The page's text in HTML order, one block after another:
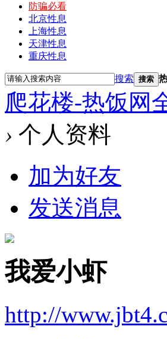
防骗必看
北京性息
上海性息
天津性息
重庆性息
搜索 搜索
爬花楼-热饭网
› 个人资料
加为好友
发送消息
我爱小虾
http://